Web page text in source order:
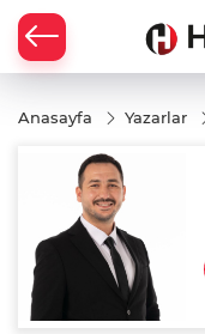
Anasayfa Yazarlar